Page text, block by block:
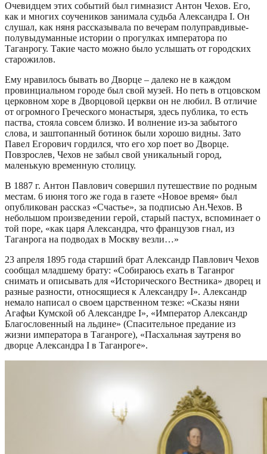
Очевидцем этих событий был гимназист Антон Чехов. Его,
как и многих соучеников занимала судьба Александра I. Он
слушал, как няня рассказывала по вечерам полуправдивые-
полувыдуманные истории о прогулках императора по
Таганрогу. Такие часто можно было услышать от городских
старожилов.
Ему нравилось бывать во Дворце – далеко не в каждом
провинциальном городе был свой музей. Но петь в отцовском
церковном хоре в Дворцовой церкви он не любил. В отличие
от огромного Греческого монастыря, здесь публика, то есть
паства, стояла совсем близко. И волнение из-за забытого
слова, и заштопанный ботинок были хорошо видны. Зато
Павел Егорович гордился, что его хор поет во Дворце.
Повзрослев, Чехов не забыл свой уникальный город,
маленькую временную столицу.
В 1887 г. Антон Павлович совершил путешествие по родным
местам. 6 июня того же года в газете «Новое время» был
опубликован рассказ «Счастье», за подписью Ан.Чехов. В
небольшом произведении герой, старый пастух, вспоминает о
той поре, «как царя Александра, что французов гнал, из
Таганрога на подводах в Москву везли…»
23 апреля 1895 года старший брат Александр Павлович Чехов
сообщал младшему брату: «Собираюсь ехать в Таганрог
снимать и описывать для «Исторического Вестника» дворец и
разные разности, относящиеся к Александру I». Александр
немало написал о своем царственном тезке: «Сказы няни
Агафьи Кумской об Александре I», «Император Александр
Благословенный на льдине» (Спасительное предание из
жизни императора в Таганроге), «Пасхальная заутреня во
дворце Александра I в Таганроге».